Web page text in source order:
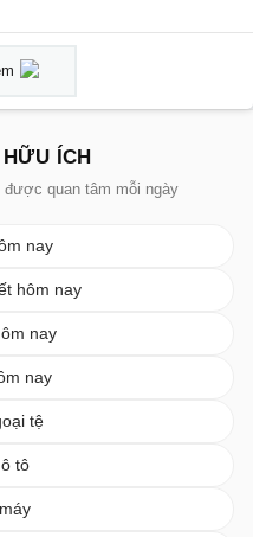
ÍCH
được quan tâm mỗi ngày
nay
hôm nay
nay
nay
tệ
tô